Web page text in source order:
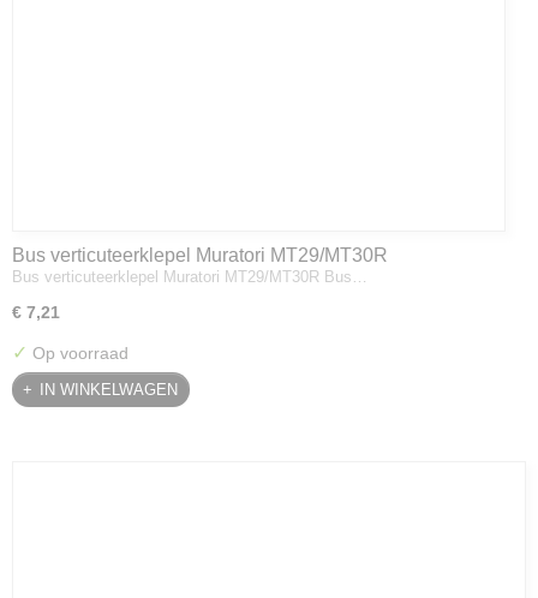
Bus verticuteerklepel Muratori MT29/MT30R
Bus verticuteerklepel Muratori MT29/MT30R Bus…
€ 7,21
✓ Op voorraad
IN WINKELWAGEN